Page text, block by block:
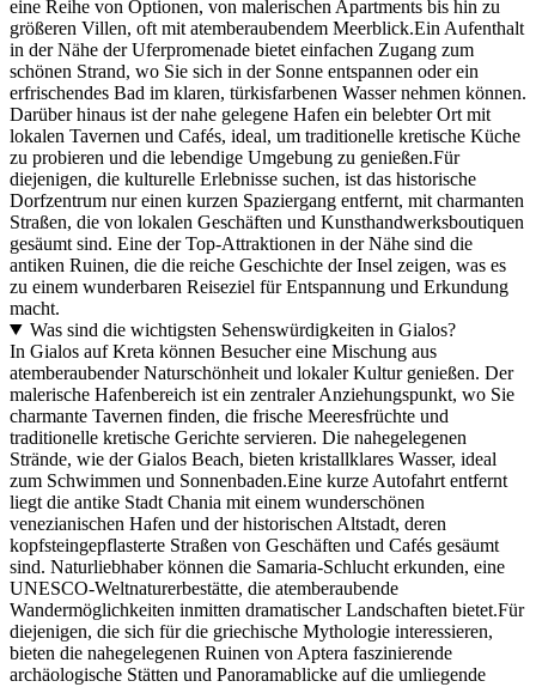
eine Reihe von Optionen, von malerischen Apartments bis hin zu
größeren Villen, oft mit atemberaubendem Meerblick.Ein Aufenthalt
in der Nähe der Uferpromenade bietet einfachen Zugang zum
schönen Strand, wo Sie sich in der Sonne entspannen oder ein
erfrischendes Bad im klaren, türkisfarbenen Wasser nehmen können.
Darüber hinaus ist der nahe gelegene Hafen ein belebter Ort mit
lokalen Tavernen und Cafés, ideal, um traditionelle kretische Küche
zu probieren und die lebendige Umgebung zu genießen.Für
diejenigen, die kulturelle Erlebnisse suchen, ist das historische
Dorfzentrum nur einen kurzen Spaziergang entfernt, mit charmanten
Straßen, die von lokalen Geschäften und Kunsthandwerksboutiquen
gesäumt sind. Eine der Top-Attraktionen in der Nähe sind die
antiken Ruinen, die die reiche Geschichte der Insel zeigen, was es
zu einem wunderbaren Reiseziel für Entspannung und Erkundung
macht.
Was sind die wichtigsten Sehenswürdigkeiten in Gialos?
In Gialos auf Kreta können Besucher eine Mischung aus
atemberaubender Naturschönheit und lokaler Kultur genießen. Der
malerische Hafenbereich ist ein zentraler Anziehungspunkt, wo Sie
charmante Tavernen finden, die frische Meeresfrüchte und
traditionelle kretische Gerichte servieren. Die nahegelegenen
Strände, wie der Gialos Beach, bieten kristallklares Wasser, ideal
zum Schwimmen und Sonnenbaden.Eine kurze Autofahrt entfernt
liegt die antike Stadt Chania mit einem wunderschönen
venezianischen Hafen und der historischen Altstadt, deren
kopfsteingepflasterte Straßen von Geschäften und Cafés gesäumt
sind. Naturliebhaber können die Samaria-Schlucht erkunden, eine
UNESCO-Weltnaturerbestätte, die atemberaubende
Wandermöglichkeiten inmitten dramatischer Landschaften bietet.Für
diejenigen, die sich für die griechische Mythologie interessieren,
bieten die nahegelegenen Ruinen von Aptera faszinierende
archäologische Stätten und Panoramablicke auf die umliegende